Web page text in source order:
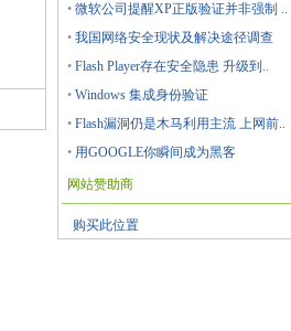
• 微软公司提醒XP正版验证并非强制 ..
• 我国网络安全现状及解决途径调查
• Flash Player存在安全隐患 升级到..
• Windows 集成身份验证
• Flash漏洞仍是木马利用主流 上网前..
• 用GOOGLE你瞬间成为黑客
网站赞助商
购买此位置